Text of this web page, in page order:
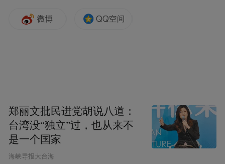
他还透露，目前这两笔检测订单已经与委托
凤凰网《风暴眼》尝试联系两份检测对应的
委托方核实情况，其中一方联系电话处于关
机状态，另一方电话无人接听。
郑丽文批民进党胡说八道：
台湾没“独立”过，也从来不
是一个国家
​海峡导报大台海